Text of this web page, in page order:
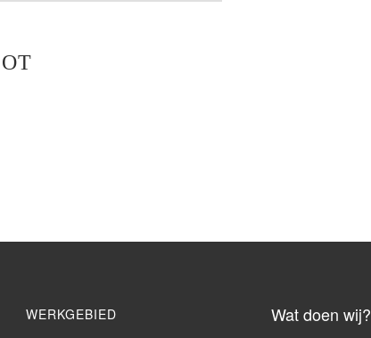
WERKGEBIED Wat doen wij?